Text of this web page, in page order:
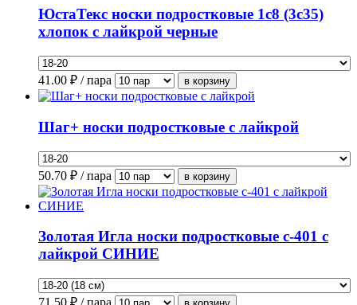
ЮстаТекс носки подростковые 1с8 (3с35)
хлопок с лайкрой черные
41.00 ₽ / пара
Шаг+ носки подростковые с лайкрой
50.70 ₽ / пара
Золотая Игла носки подростковые с-401 с
лайкрой СИНИЕ
71.50 ₽ / пара